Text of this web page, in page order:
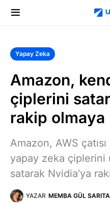
Yapay Zeka
Amazon,
çiplerini
rakip olmaya
Amazon, AWS
yapay zeka
satarak Nvidia’ya
YAZAR MEMBA GÜL